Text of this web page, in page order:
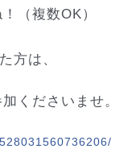
（複数OK）
方は、
くださいませ。